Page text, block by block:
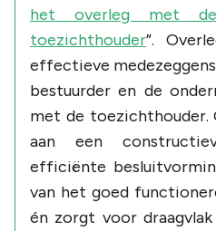
het overleg met
toezichthouder”.
effectieve
bestuurder en de
met de toezichthouder.
aan een
efficiënte
van het goed
én zorgt voor